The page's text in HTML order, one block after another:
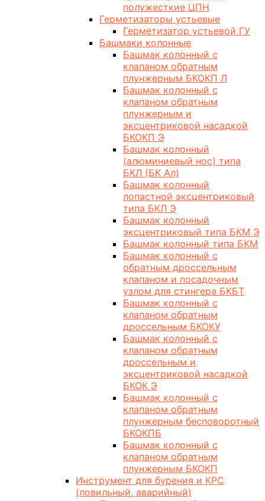
полужесткие ЦПН
Герметизаторы устьевые
Герметизатор устьевой ГУ
Башмаки колонные
Башмак колонный с
клапаном обратным
плунжерным БКОКП Л
Башмак колонный с
клапаном обратным
плунжерным и
эксцентриковой насадкой
БКОКП Э
Башмак колонный
(алюминиевый нос) типа
БКЛ (БК Ал)
Башмак колонный
лопастной эксцентриковый
типа БКЛ Э
Башмак колонный
эксцентриковый типа БКМ Э
Башмак колонный типа БКМ
Башмак колонный с
обратным дроссельным
клапаном и посадочным
узлом для стингера БКБТ
Башмак колонный с
клапаном обратным
дроссельным БКОКУ
Башмак колонный с
клапаном обратным
дроссельным и
эксцентриковой насадкой
БКОК Э
Башмак колонный с
клапаном обратным
плунжерным бесповоротный
БКОКПБ
Башмак колонный с
клапаном обратным
плунжерным БКОКП
Инструмент для бурения и КРС
(ловильный, аварийный)